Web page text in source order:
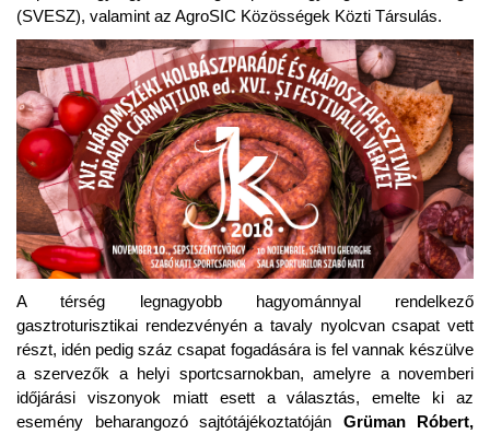
(SVESZ), valamint az AgroSIC Közösségek Közti Társulás.
A térség legnagyobb hagyománnyal rendelkező
gasztroturisztikai rendezvényén a tavaly nyolcvan csapat vett
részt, idén pedig száz csapat fogadására is fel vannak készülve
a szervezők a helyi sportcsarnokban, amelyre a novemberi
időjárási viszonyok miatt esett a választás, emelte ki az
esemény beharangozó sajtótájékoztatóján Grüman Róbert,